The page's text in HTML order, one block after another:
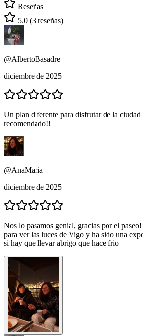
Reseñas
5.0 (3 reseñas)
@AlbertoBasadre
diciembre de 2025
Un plan diferente para disfrutar de la
recomendado!!
@AnaMaria
diciembre de 2025
Nos lo pasamos genial, gracias por el
para ver las luces de Vigo y ha sido una
si hay que llevar abrigo que hace frio